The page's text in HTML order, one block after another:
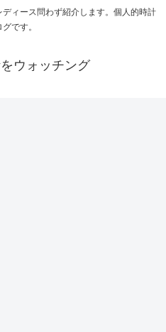
ィース問わず紹介します。個人的時計
です。
ウォッチング